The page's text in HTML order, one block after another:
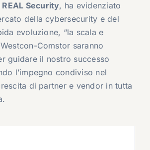
Security, ha evidenziato
della cybersecurity e del
evoluzione, “la scala e
Comstor saranno
guidare il nostro successo
l’impegno condiviso nel
di partner e vendor in tutta